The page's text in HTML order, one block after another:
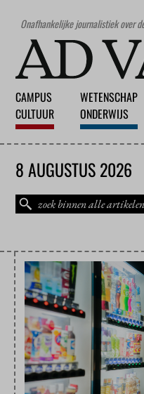
Onafhankelijke journalistiek over
CAMPUS
CULTUUR
WETENSCHAP
ONDERWIJS
8 AUGUSTUS 2026